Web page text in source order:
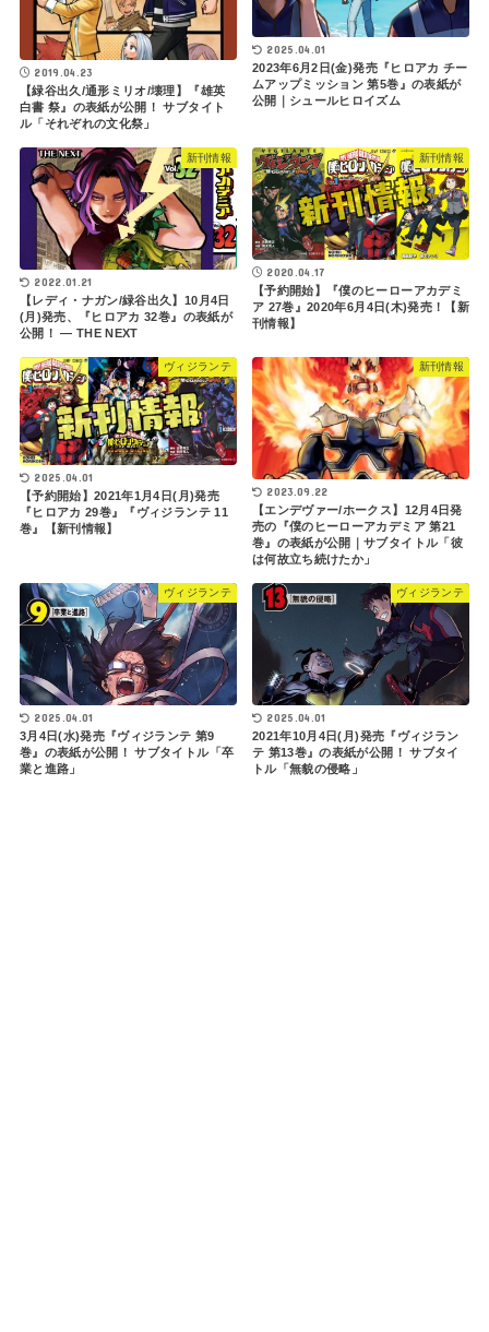
2019.04.23
【緑谷出久/通形ミリオ/壊理】『雄英
白書 祭』の表紙が公開！ サブタイト
ル「それぞれの文化祭」
2025.04.01
2023年6月2日(金)発売『ヒロアカ チー
ムアップミッション 第5巻』の表紙が
公開｜シュールヒロイズム
新刊情報
2022.01.21
【レディ・ナガン/緑谷出久】10月4日
(月)発売、『ヒロアカ 32巻』の表紙が
公開！ ― THE NEXT
新刊情報
2020.04.17
【予約開始】『僕のヒーローアカデミ
ア 27巻』2020年6月4日(木)発売！【新
刊情報】
ヴィジランテ
2025.04.01
【予約開始】2021年1月4日(月)発売
『ヒロアカ 29巻』『ヴィジランテ 11
巻』【新刊情報】
新刊情報
2023.09.22
【エンデヴァー/ホークス】12月4日発
売の『僕のヒーローアカデミア 第21
巻』の表紙が公開｜サブタイトル「彼
は何故立ち続けたか」
ヴィジランテ
2025.04.01
3月4日(水)発売『ヴィジランテ 第9
巻』の表紙が公開！ サブタイトル「卒
業と進路」
ヴィジランテ
2025.04.01
2021年10月4日(月)発売『ヴィジラン
テ 第13巻』の表紙が公開！ サブタイ
トル「無貌の侵略」